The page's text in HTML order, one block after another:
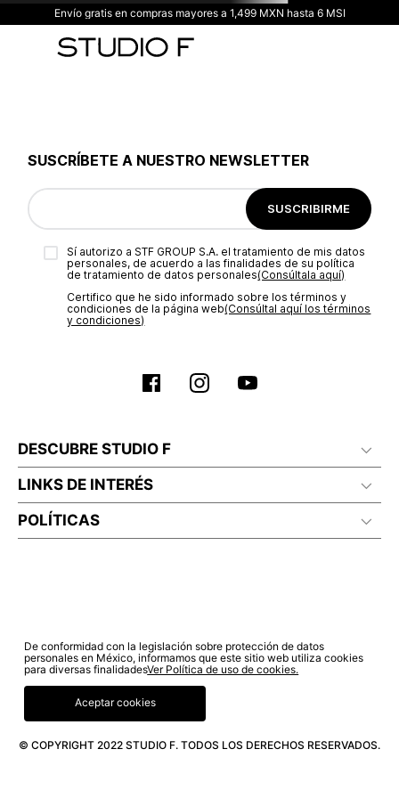
Envío gratis en compras mayores a 1,499 MXN hasta 6 MSI
SUSCRÍBETE A NUESTRO NEWSLETTER
SUSCRIBIRME
Sí autorizo a STF GROUP S.A. el tratamiento de mis datos
personales, de acuerdo a las finalidades de su política
de tratamiento de datos personales‎(Consúltala aquí)
Certifico que he sido informado sobre los términos y
condiciones de la página web‎(Consúltal aquí los términos
y condiciones)
DESCUBRE STUDIO F
LINKS DE INTERÉS
POLÍTICAS
© COPYRIGHT 2022 STUDIO F. TODOS LOS DERECHOS RESERVADOS.
De conformidad con la legislación sobre protección de datos
personales en México, informamos que este sitio web utiliza cookies
para diversas finalidadesVer Política de uso de cookies.
Aceptar cookies